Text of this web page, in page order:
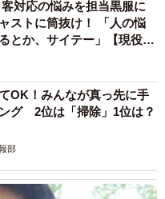
客対応の悩みを担当黒服に
筒抜け！ 「人の悩
とか、サイテー」【現役キ
OK！みんなが真っ先に手
グ 2位は「掃除」1位は？
部